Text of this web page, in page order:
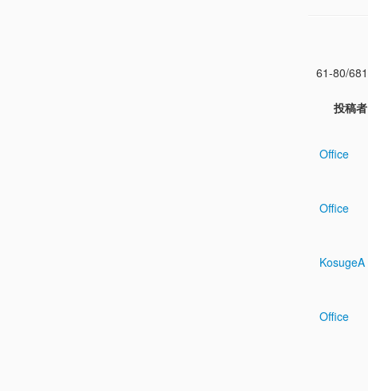
61-80/681
投稿者
Office
Office
KosugeA
Office